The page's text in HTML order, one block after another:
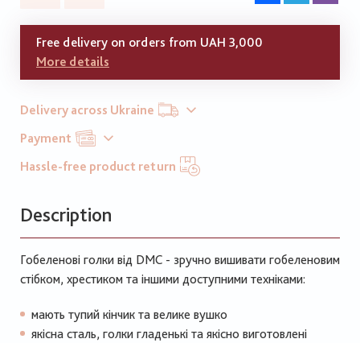
Free delivery on orders from UAH 3,000
More details
Delivery across Ukraine
Payment
Hassle-free product return
Description
Гобеленові голки від DMC - зручно вишивати гобеленовим
стібком, хрестиком та іншими доступними техніками:
мають тупий кінчик та велике вушко
якісна сталь, голки гладенькі та якісно виготовлені